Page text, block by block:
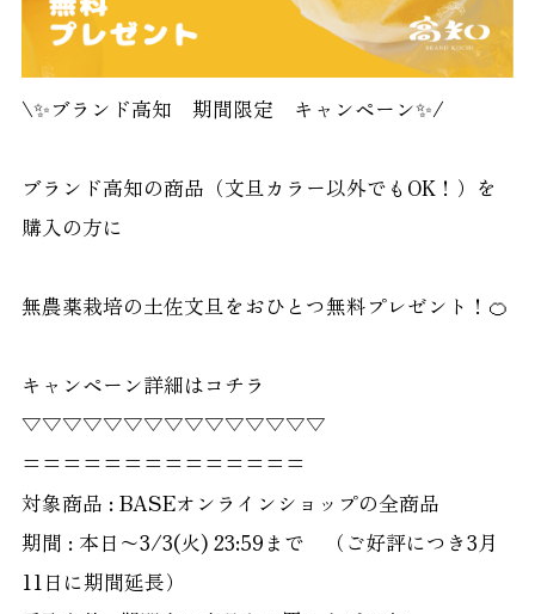
\✨ブランド高知 期間限定 キャンペーン✨/
ブランド高知の商品（文旦カラー以外でもOK！）を
購入の方に
無農薬栽培の土佐文旦をおひとつ無料プレゼント！🍊
キャンペーン詳細はコチラ
▽▽▽▽▽▽▽▽▽▽▽▽▽▽▽
==============
対象商品 : BASEオンラインショップの全商品
期間 : 本日〜3/3(火) 23:59まで （ご好評につき3月
11日に期間延長）